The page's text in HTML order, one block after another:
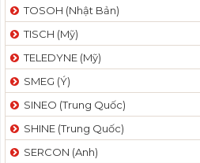
TOSOH (Nhật Bản)
TISCH (Mỹ)
TELEDYNE (Mỹ)
SMEG (Ý)
SINEO (Trung Quốc)
SHINE (Trung Quốc)
SERCON (Anh)